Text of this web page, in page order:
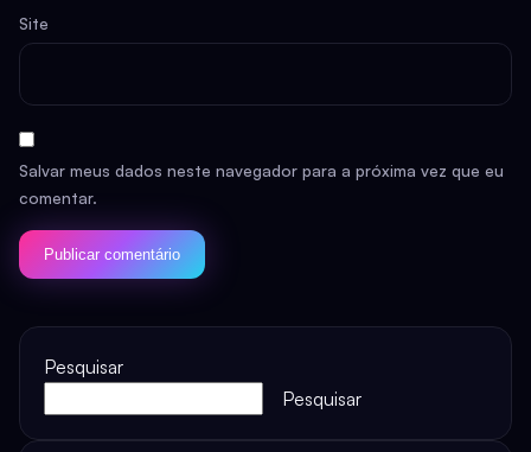
Site
Salvar meus dados neste navegador para a próxima vez que eu
comentar.
Pesquisar
Pesquisar